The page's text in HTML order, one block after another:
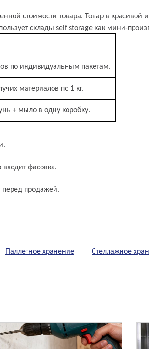
стоимости товара. Товар в красивой
склады self storage как мини-
по индивидуальным пакетам.
материалов по 1 кг.
+ мыло в одну коробку.
входит фасовка.
перед продажей.
Паллетное хранение Стеллажное